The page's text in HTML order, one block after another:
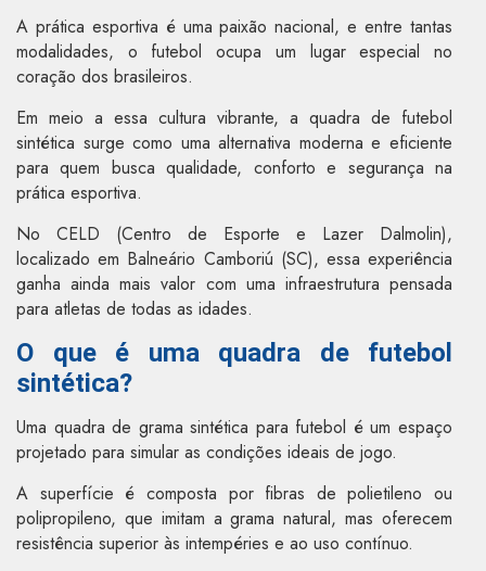
A prática esportiva é uma paixão nacional, e entre tantas
modalidades, o futebol ocupa um lugar especial no
coração dos brasileiros.
Em meio a essa cultura vibrante, a quadra de futebol
sintética surge como uma alternativa moderna e eficiente
para quem busca qualidade, conforto e segurança na
prática esportiva.
No CELD (Centro de Esporte e Lazer Dalmolin),
localizado em Balneário Camboriú (SC), essa experiência
ganha ainda mais valor com uma infraestrutura pensada
para atletas de todas as idades.
O que é uma quadra de futebol
sintética?
Uma quadra de grama sintética para futebol é um espaço
projetado para simular as condições ideais de jogo.
A superfície é composta por fibras de polietileno ou
polipropileno, que imitam a grama natural, mas oferecem
resistência superior às intempéries e ao uso contínuo.